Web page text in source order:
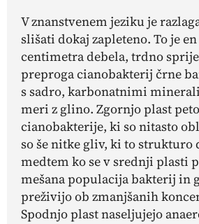
V znanstvenem jeziku je
slišati dokaj zapleteno. To je
centimetra debela, trdno
preproga cianobakterij črne
s sadro, karbonatnimi
meri z glino. Zgornjo plast
cianobakterije, ki so nitasto
so še nitke gliv, ki to strukturo
medtem ko se v srednji plasti
mešana populacija bakterij in
preživijo ob zmanjšanih
Spodnjo plast naseljujejo